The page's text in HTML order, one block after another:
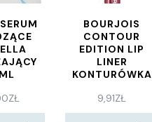
ZŁ
BOURJOIS
CONTOUR
EDITION LIP
LINER
KONTURÓWKA
CHERRY BOOM
BOOM
9,91ZŁ